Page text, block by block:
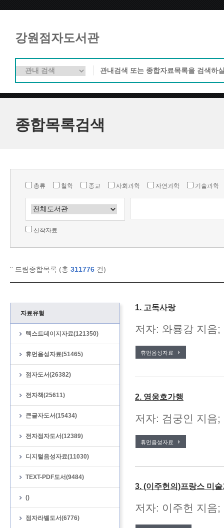
강원점자도서관
종합목록검색
총류 철학 종교 사회과학 자연과학 기술과학
신착자료
'' 드림종합목록 (총 311776 건)
자료유형
텍스트데이지자료(121350)
휴먼음성자료(51465)
점자도서(26382)
전자책(25611)
큰글자도서(15434)
전자점자도서(12389)
디지털음성자료(11030)
TEXT-PDF도서(9484)
()
점자라벨도서(6776)
1. 고독사랑
저자: 와룡강 지음
휴먼음성자료
2. 영웅호가행
저자: 검궁인 지음
휴먼음성자료
3. (이주헌의)프랑스 미
저자: 이주헌 지음